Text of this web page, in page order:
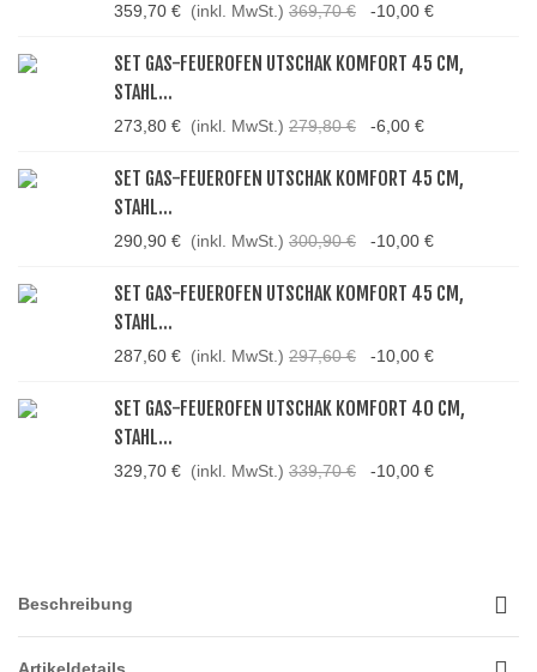
359,70 € (inkl. MwSt.) 369,70 € -10,00 €
SET GAS-FEUEROFEN UTSCHAK KOMFORT 45 CM,
STAHL...
273,80 € (inkl. MwSt.) 279,80 € -6,00 €
SET GAS-FEUEROFEN UTSCHAK KOMFORT 45 CM,
STAHL...
290,90 € (inkl. MwSt.) 300,90 € -10,00 €
SET GAS-FEUEROFEN UTSCHAK KOMFORT 45 CM,
STAHL...
287,60 € (inkl. MwSt.) 297,60 € -10,00 €
SET GAS-FEUEROFEN UTSCHAK KOMFORT 40 CM,
STAHL...
329,70 € (inkl. MwSt.) 339,70 € -10,00 €
Beschreibung